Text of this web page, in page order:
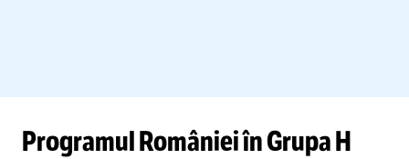
Programul României în Grupa H